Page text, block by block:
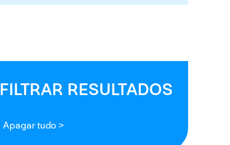
FILTRAR RESULTADOS
Apagar tudo >